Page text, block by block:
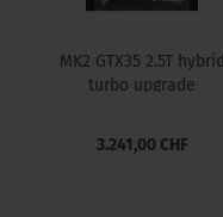
MK2 GTX35 2.5T hybrid
turbo upgrade
3.241,00 CHF